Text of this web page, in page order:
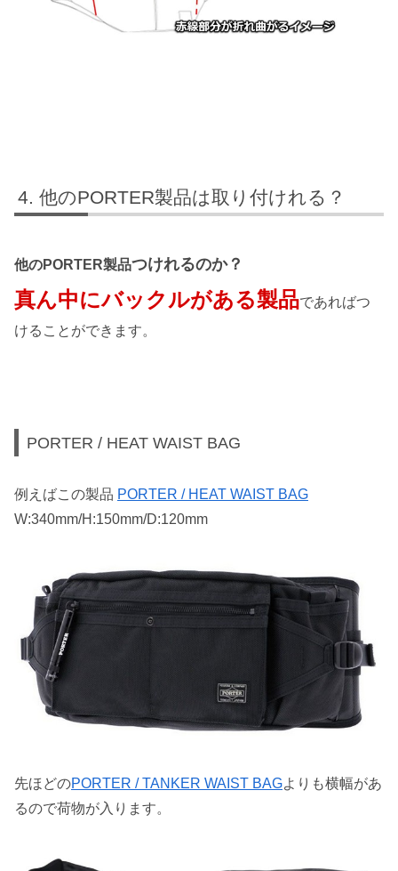
他のPORTER製品は取り付けれる？
他のPORTER製品つけれるのか？
真ん中にバックルがある製品であればつ
けることができます。
PORTER / HEAT WAIST BAG
例えばこの製品 PORTER / HEAT WAIST BAG
W:340mm/H:150mm/D:120mm
先ほどのPORTER / TANKER WAIST BAGよりも横幅があ
るので荷物が入ります。